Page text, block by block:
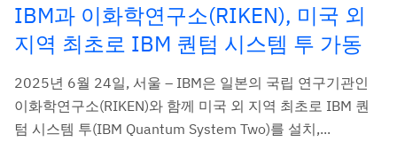
IBM과 이화학연구소(RIKEN), 미국 외
지역 최초로 IBM 퀀텀 시스템 투 가동
2025년 6월 24일, 서울 – IBM은 일본의 국립 연구기관인
이화학연구소(RIKEN)와 함께 미국 외 지역 최초로 IBM 퀀
텀 시스템 투(IBM Quantum System Two)를 설치,...